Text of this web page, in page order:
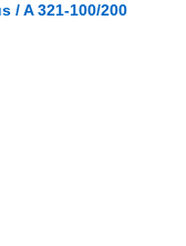
/ A 321-100/200